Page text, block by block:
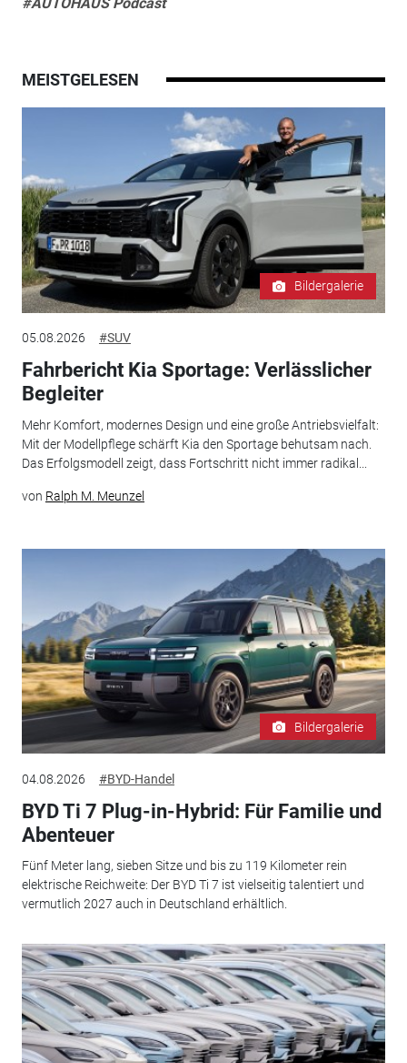
MEISTGELESEN
Bildergalerie
05.08.2026 #SUV
Fahrbericht Kia Sportage: Verlässlicher
Begleiter
Mehr Komfort, modernes Design und eine große Antriebsvielfalt:
Mit der Modellpflege schärft Kia den Sportage behutsam nach.
Das Erfolgsmodell zeigt, dass Fortschritt nicht immer radikal...
von Ralph M. Meunzel
Bildergalerie
04.08.2026 #BYD-Handel
BYD Ti 7 Plug-in-Hybrid: Für Familie und
Abenteuer
Fünf Meter lang, sieben Sitze und bis zu 119 Kilometer rein
elektrische Reichweite: Der BYD Ti 7 ist vielseitig talentiert und
vermutlich 2027 auch in Deutschland erhältlich.